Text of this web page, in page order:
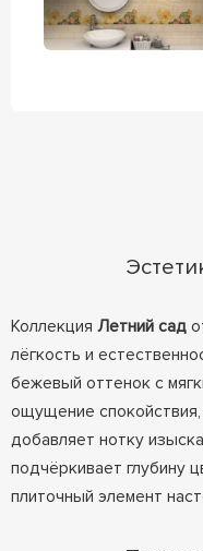
Коллекция Летний сад
лёгкость и
бежевый оттенок с
ощущение
добавляет нотку
подчёркивает глубину
плиточный элемент